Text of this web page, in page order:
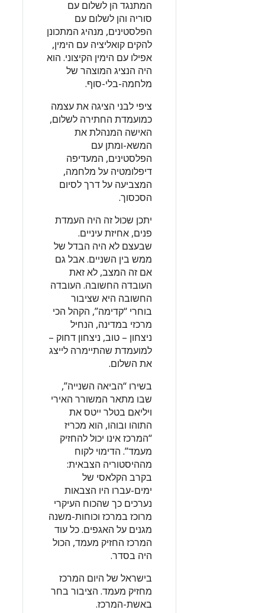
המתנגד הן לשלום עם
סוריה והן לשלום עם
הפלסטינים, מנהיג המתכונן
להקים קואליציה עם הימין,
אפילו עם הימין הקיצוני. הוא
היה הנציג המוצהר של
מלחמה-בלי-סוף.
ציפי לבני הציגה את עצמה
כמועמדת החתירה לשלום,
האישה המנהלת את
המשא-ומתן עם
הפלסטינים, המעדיפה
דיפלומטיה על מלחמה,
המצביעה על דרך לסיום
הסכסוך.
יתכן שכול זה היה העמדת
פנים, אחיזת עיניים.
שבעצם לא היה הבדל של
ממש בין השניים. אבל גם
אם זה המצב, לא זאת
העובדה החשובה. העובדה
החשובה היא שציבור
בוחרי “קדימה”, הקהל הכי
מרכזי במדינה, הנחיל
ניצחון – טוב, ניצחון דחוק –
למועמדת שהתיימרה לייצג
את השלום.
בשירו “הביאה השנייה”,
שבו מתאר המשורר האירי
ויליאם בטלר ייטס את
התוהו ובוהו, הוא מכריז
“המרכז אינו יכול להחזיק
מעמד”. הדימוי לקוח
מההיסטוריה הצבאית:
בקרב הקלאסי של
ימים-עברו היו הצבאות
נערכים כך שהכוח העיקרי
מרוכז במרכז וכוחות-משנה
מגנים על האגפים. כל עוד
המרכז החזיק מעמד, הכול
היה בסדר.
בישראל של היום המרכז
מחזיק מעמד. הציבור בחר
באשת-המרכז.